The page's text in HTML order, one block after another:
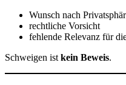
Wunsch nach
rechtliche Vorsicht
fehlende Relevanz für
Schweigen ist kein Beweis.